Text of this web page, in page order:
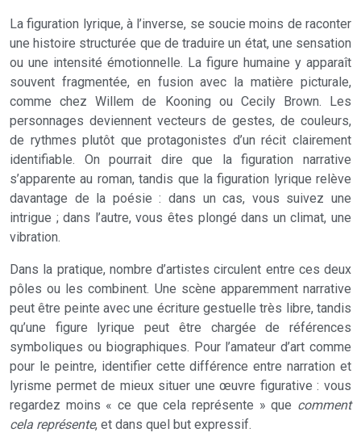
La figuration lyrique, à l’inverse, se soucie moins de raconter
une histoire structurée que de traduire un état, une sensation
ou une intensité émotionnelle. La figure humaine y apparaît
souvent fragmentée, en fusion avec la matière picturale,
comme chez Willem de Kooning ou Cecily Brown. Les
personnages deviennent vecteurs de gestes, de couleurs,
de rythmes plutôt que protagonistes d’un récit clairement
identifiable. On pourrait dire que la figuration narrative
s’apparente au roman, tandis que la figuration lyrique relève
davantage de la poésie : dans un cas, vous suivez une
intrigue ; dans l’autre, vous êtes plongé dans un climat, une
vibration.
Dans la pratique, nombre d’artistes circulent entre ces deux
pôles ou les combinent. Une scène apparemment narrative
peut être peinte avec une écriture gestuelle très libre, tandis
qu’une figure lyrique peut être chargée de références
symboliques ou biographiques. Pour l’amateur d’art comme
pour le peintre, identifier cette différence entre narration et
lyrisme permet de mieux situer une œuvre figurative : vous
regardez moins « ce que cela représente » que comment
cela représente, et dans quel but expressif.